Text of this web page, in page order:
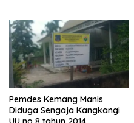
Pemdes Kemang Manis
Diduga Sengaja Kangkangi